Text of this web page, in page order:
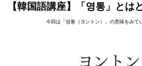
【韓国語講座】「영통」とは
今回は「영통（ヨントン）」の意味をみて